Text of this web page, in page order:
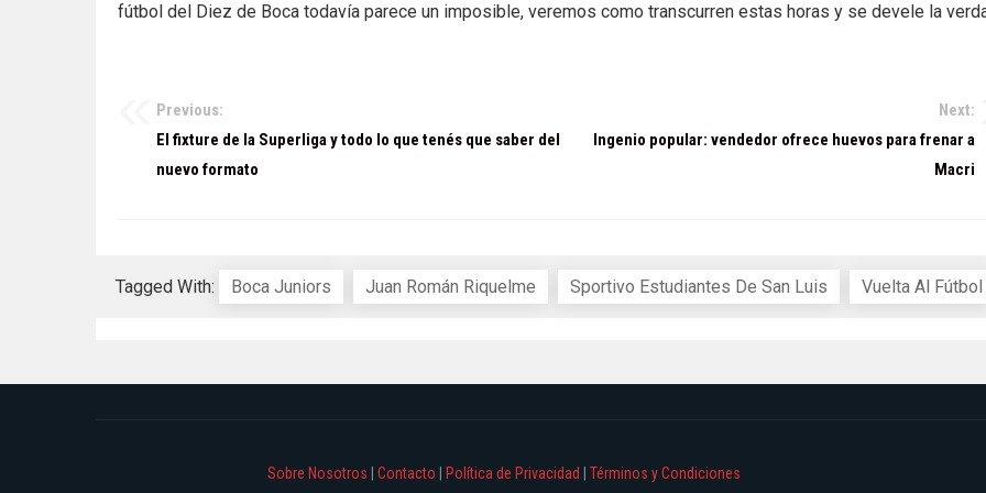
fútbol del Diez de Boca todavía parece un imposible, veremos como transcurren estas horas y se devele la
Navegación
Previous:
El fixture de la Superliga y todo lo que tenés que saber del
nuevo formato
Next:
Ingenio popular: vendedor ofrece huevos para frenar a
Macri
Tagged With: Boca Juniors Juan Román Riquelme Sportivo Estudiantes De San Luis Vuelta Al Fútbol
Sobre Nosotros Contacto Política de Privacidad Términos y Condiciones